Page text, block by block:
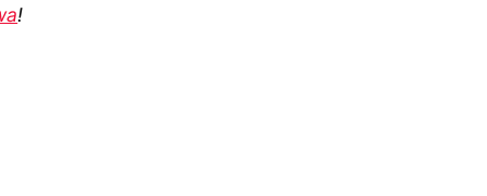
!